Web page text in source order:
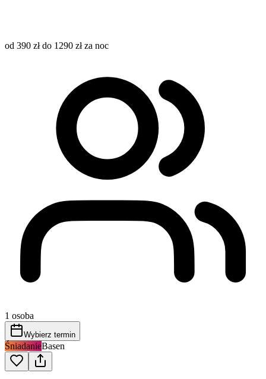
od 390 zł do 1290 zł za noc
1 osoba
Wybierz termin
ŚniadanieBasen